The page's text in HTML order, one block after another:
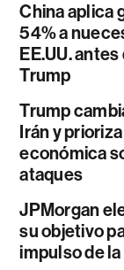
China aplica
54% a
EE.UU.
Trump
Trump
Irán y
económica
ataques
JPMorgan
su objetivo
impulso de la